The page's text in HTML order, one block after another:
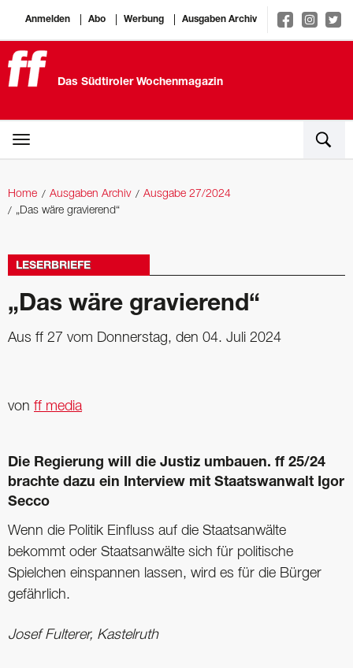
Anmelden Abo Werbung Ausgaben Archiv
Das Südtiroler Wochenmagazin
Home Ausgaben Archiv
Ausgabe 27/2024
„Das wäre gravierend“
LESERBRIEFE
„Das wäre gravierend“
Aus ff 27 vom Donnerstag, den 04. Juli 2024
von ff media
Die Regierung will die Justiz umbauen. ff 25/24
brachte dazu ein Interview mit Staatswanwalt Igor
Secco
Wenn die Politik Einfluss auf die Staatsanwälte
bekommt oder Staatsanwälte sich für politische
Spielchen einspannen lassen, wird es für die Bürger
gefährlich.
Josef Fulterer, Kastelruth